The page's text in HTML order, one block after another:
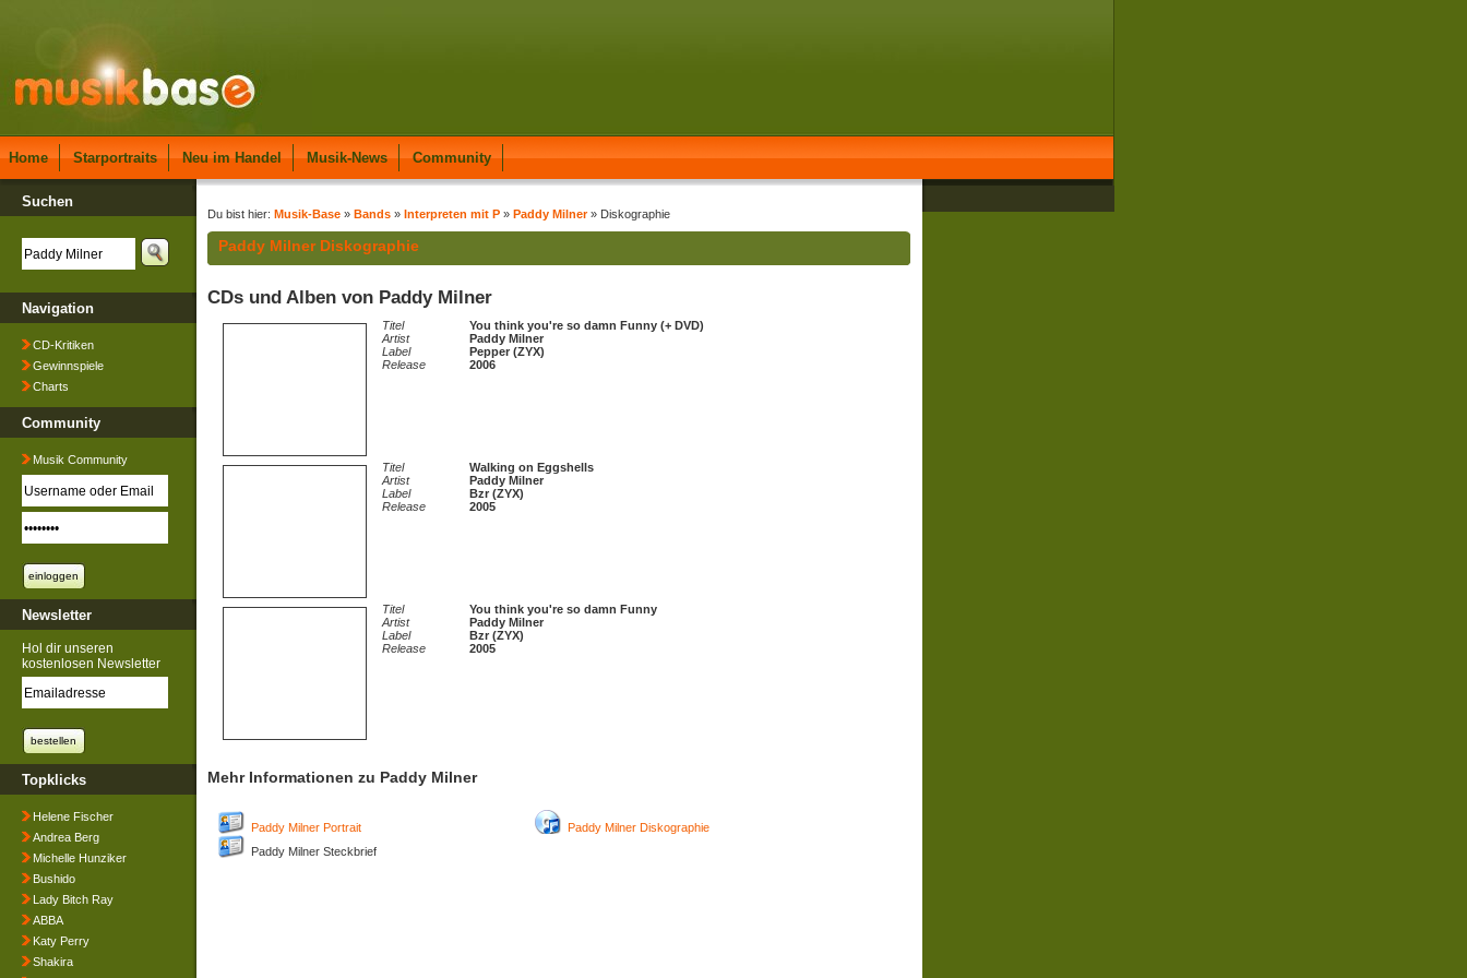
Home Starportraits Neu im Handel Musik-News Community
Suchen
Navigation
CD-Kritiken
Gewinnspiele
Charts
Community
Musik Community
Newsletter
Hol dir unseren
kostenlosen Newsletter
Topklicks
Helene Fischer
Andrea Berg
Michelle Hunziker
Bushido
Lady Bitch Ray
ABBA
Katy Perry
Shakira
Du bist hier: Musik-Base » Bands » Interpreten mit P » Paddy Milner» Diskographie
Paddy Milner Diskographie
CDs und Alben von Paddy Milner
Titel
You think you're so damn Funny (+ DVD)
Artist
Paddy Milner
Label
Pepper (ZYX)
Release
2006
Titel
Walking on Eggshells
Artist
Paddy Milner
Label
Bzr (ZYX)
Release
2005
Titel
You think you're so damn Funny
Artist
Paddy Milner
Label
Bzr (ZYX)
Release
2005
Mehr Informationen zu Paddy Milner
Paddy Milner Portrait
Paddy Milner Diskographie
Paddy Milner Steckbrief